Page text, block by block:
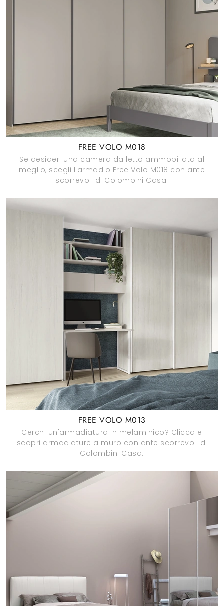
FREE VOLO M018
Se desideri una camera da letto ammobiliata al
meglio, scegli l'armadio Free Volo M018 con ante
scorrevoli di Colombini Casa!
FREE VOLO M013
Cerchi un'armadiatura in melaminico? Clicca e
scopri armadiature a muro con ante scorrevoli di
Colombini Casa.